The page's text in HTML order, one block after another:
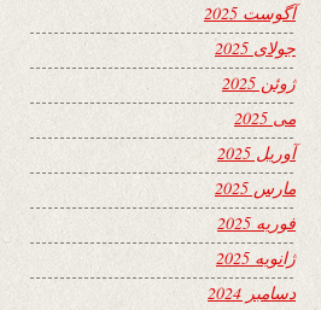
آگوست 2025
جولای 2025
ژوئن 2025
می 2025
آوریل 2025
مارس 2025
فوریه 2025
ژانویه 2025
دسامبر 2024